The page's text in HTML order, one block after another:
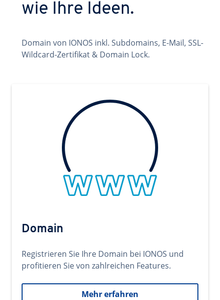
wie Ihre Ideen.
Domain von IONOS inkl. Subdomains, E-Mail, SSL-
Wildcard-Zertifikat & Domain Lock.
Domain
Registrieren Sie Ihre Domain bei IONOS und
profitieren Sie von zahlreichen Features.
Mehr erfahren